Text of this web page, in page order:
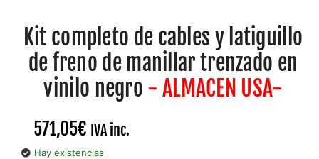
Kit completo de cables y latiguillo
de freno de manillar trenzado en
vinilo negro - ALMACEN USA-
571,05€ IVA inc.
Hay existencias